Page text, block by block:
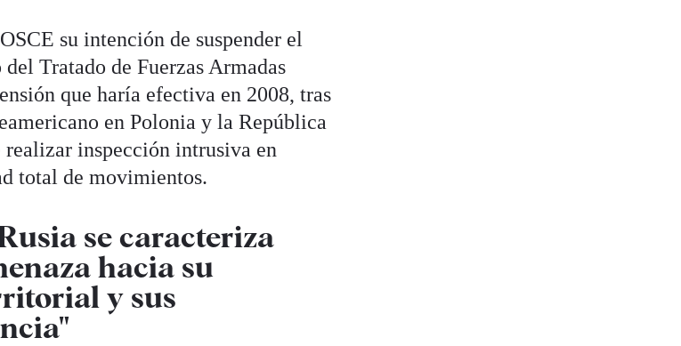
su intención de suspender el
Tratado de Fuerzas Armadas
que haría efectiva en 2008, tras
en Polonia y la República
inspección intrusiva en
total de movimientos.
se caracteriza
hacia su
y sus